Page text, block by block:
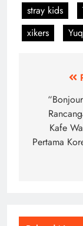
stray kids
xikers
Kafe
Pertama